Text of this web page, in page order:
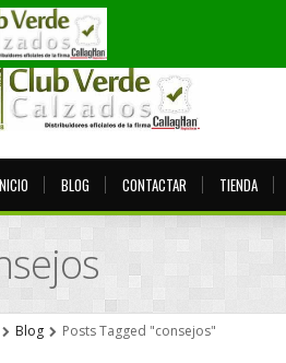
BLOG CONTACTAR TIENDA
Blog Posts Tagged "consejos"